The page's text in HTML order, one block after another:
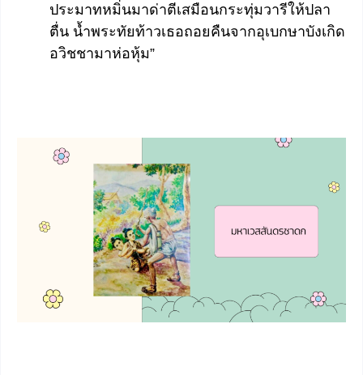
ประมาทหมิ่นมาด่าตีเสมือนกระทุ่มวารีให้ปลา
ตื่น น้ำพระทัยท้าวเธอถอยคืนจากอุเบกษาบังเกิด
อวิชชามาห่อหุ้ม”